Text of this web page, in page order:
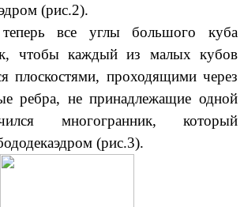
(рис.2).
все углы большого куба
чтобы каждый из малых кубов
плоскостями, проходящими через
ребра, не принадлежащие одной
многогранник, который
(рис.3).